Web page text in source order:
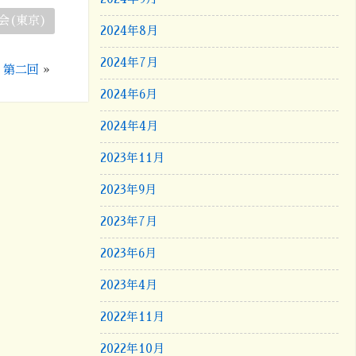
(東京)
二回 »
2024年8月
2024年7月
2024年6月
2024年4月
2023年11月
2023年9月
2023年7月
2023年6月
2023年4月
2022年11月
2022年10月